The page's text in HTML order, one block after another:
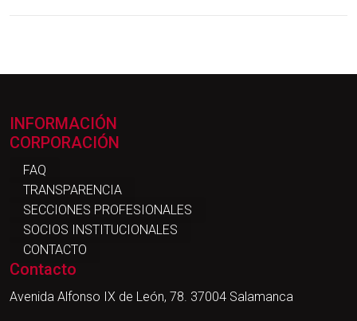
INFORMACIÓN
CORPORACIÓN
FAQ
TRANSPARENCIA
SECCIONES PROFESIONALES
SOCIOS INSTITUCIONALES
CONTACTO
Contacto
Avenida Alfonso IX de León, 78. 37004 Salamanca